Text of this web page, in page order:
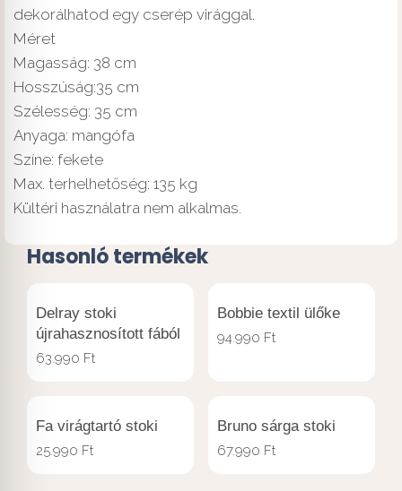
dekorálhatod egy cserép virággal.
Méret
Magasság: 38 cm
Hosszúság:35 cm
Szélesség: 35 cm
Anyaga: mangófa
Színe: fekete
Max. terhelhetőség: 135 kg
Kültéri használatra nem alkalmas.
Hasonló termékek
Delray stoki
újrahasznosított fából
63.990 Ft
Bobbie textil ülőke
94.990 Ft
Fa virágtartó stoki
25.990 Ft
Bruno sárga stoki
67.990 Ft